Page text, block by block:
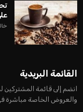
القائمة البريدية
انضم إلى قائمة المشتركين
والعروض الخاصة مباشرة